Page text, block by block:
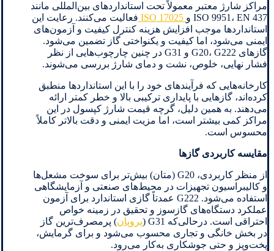
مراکز شارژ معتبر معمولاً تحت استانداردهای بین‌المللی مانند
ISO 9951، EN 437 و
فعالیت می‌کنند. رعایت این
استانداردها موجب افزایش هزینه کنترل کیفیت و آزمون‌های
ایمنی می‌شود، اما کیفیت و یکنواختی گاز تضمین می‌شود.
گازهای G20، G222 و G31 در چنین چارچوب‌هایی از نظر
فشار نهایی، خلوص، نشت و دمای شارژ بررسی می‌شوند.
کارخانه‌هایی که فرآیندهای خود را با این استانداردها منطبق
کرده‌اند، گازهایی با پایداری ترکیبی بالا و خطر کمتر ارائه
می‌دهند. به همین دلیل، گرچه قیمت شارژ کپسول در این
مراکز کمی بیشتر است، اما مزیت ایمنی و دقت بالاتر کاملاً
محسوس است.
مقایسه کاربردی گازها
از منظر کاربردی، G20 (متان) بیش‌تر برای سوخت مشعل‌ها
و کالیبراسیون تجهیزات در محیط‌های صنعتی و آزمایشگاهی
استفاده می‌شود. G222 عمدتاً گازی استاندارد برای آزمون
عملکرد دستگاه‌های گازسوز و تحقیق در زمینه خواص
احتراقی است. درحالی‌که G31 (
پروپان) پرمصرف‌ترین گاز
در بخش خانگی و تجاری محسوب می‌شود و برای گرمایش،
پخت‌وپز و حتی جوشکاری به‌کار می‌رود.